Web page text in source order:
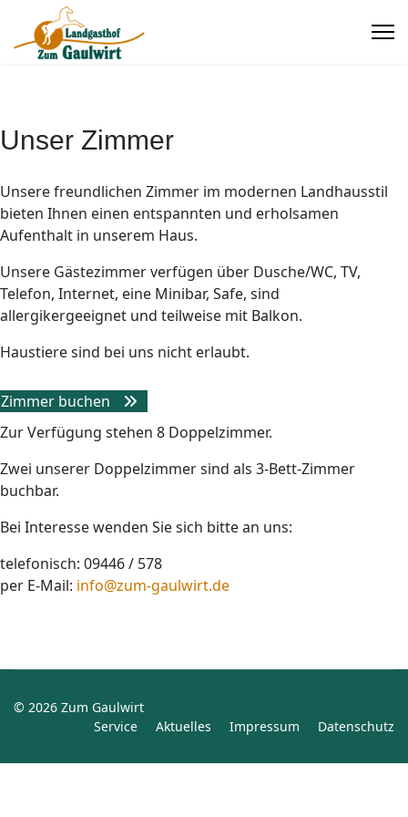
Unser Zimmer
Unsere freundlichen Zimmer im modernen Landhausstil
bieten Ihnen einen entspannten und erholsamen
Aufenthalt in unserem Haus.
Unsere Gästezimmer verfügen über Dusche/WC, TV,
Telefon, Internet, eine Minibar, Safe, sind
allergikergeeignet und teilweise mit Balkon.
Haustiere sind bei uns nicht erlaubt.
Zimmer buchen
Zur Verfügung stehen 8 Doppelzimmer.
Zwei unserer Doppelzimmer sind als 3-Bett-Zimmer
buchbar.
Bei Interesse wenden Sie sich bitte an uns:
telefonisch: 09446 / 578
per E-Mail: info@zum-gaulwirt.de
© 2026 Zum Gaulwirt
Service
Aktuelles Impressum Datenschutz